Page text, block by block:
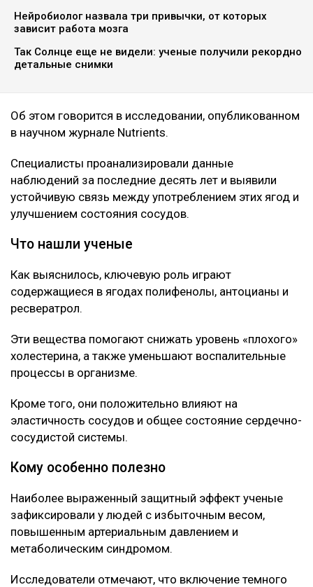
Нейробиолог назвала три привычки, от которых
зависит работа мозга
Так Солнце еще не видели: ученые получили рекордно
детальные снимки
Об этом говорится в исследовании, опубликованном
в научном журнале Nutrients.
Специалисты проанализировали данные
наблюдений за последние десять лет и выявили
устойчивую связь между употреблением этих ягод и
улучшением состояния сосудов.
Что нашли ученые
Как выяснилось, ключевую роль играют
содержащиеся в ягодах полифенолы, антоцианы и
ресвератрол.
Эти вещества помогают снижать уровень «плохого»
холестерина, а также уменьшают воспалительные
процессы в организме.
Кроме того, они положительно влияют на
эластичность сосудов и общее состояние сердечно-
сосудистой системы.
Кому особенно полезно
Наиболее выраженный защитный эффект ученые
зафиксировали у людей с избыточным весом,
повышенным артериальным давлением и
метаболическим синдромом.
Исследователи отмечают, что включение темного